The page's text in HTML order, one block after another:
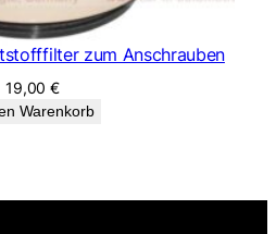
zum Anschrauben
19,00€
Warenkorb